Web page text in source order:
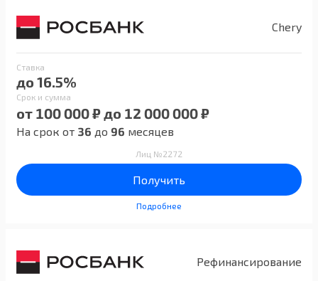
Chery
Ставка
до 16.5%
Срок и сумма
от 100 000 ₽ до 12 000 000 ₽
На срок от 36 до 96 месяцев
Лиц №2272
Получить
Подробнее
Рефинансирование